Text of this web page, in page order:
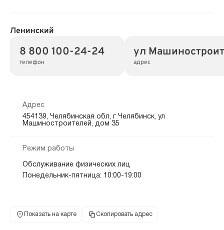
Ленинский
8 800 100-24-24
телефон
ул
адрес
Адрес
454139, Челябинская обл, г Челябинск, ул
Машиностроителей, дом 35
Режим работы
Обслуживание физических лиц
Понедельник-пятница: 10:00-19:00
Показать на карте Скопировать адрес